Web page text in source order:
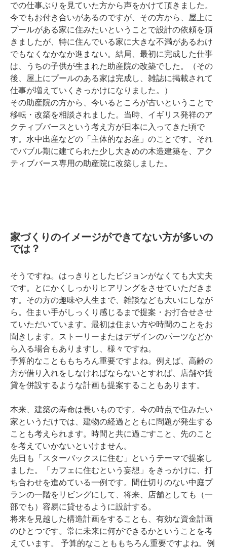
での仕事ぶりを見ていた方から声をかけて頂きました。
今でもお付き合いがあるのですが、その方から、屋上に
プールがある家に住みたいということで設計の依頼を頂
きましたが、特に住んでいる家に大きな不満があるわけ
でもなくなかなか進まない。結局、最初に完成した仕事
は、うちの子供が生まれた助産院の改築でした。（その
後、屋上にプールのある家は完成し、雑誌に掲載されて
仕事が増えていくきっかけになりました。）
その助産院の方から、今いるところが古いということで
移転・改築を相談されました。当時、イギリス発祥のア
クティブバースという考え方が日本に入ってきた頃で
す。水中出産などの「主体的なお産」のことです。それ
でバブル期に建てられた少し大きめの木造建築を、アク
ティブバース専用の助産院に改築しました。
家づくりのイメージができてない方が多いの
では？
そうですね。はっきりとしたビジョンがなくても大丈夫
です。とにかくしっかりヒアリングをさせていただきま
す。その方の趣味や人生まで、雑談なども大いにしなが
ら。住まい手がしっくり感じるまで提案・お打合せさせ
ていただいています。最初は住まい方や時間のことをお
聞きします。ストーリーまたはデザインのパーツなどか
ら入る場合もありますし、様々ですね。
予算的なことももちろん重要ですよね。例えば、高齢の
方が借り入れをしなければならないとすれば、店舗や賃
貸を併設するような計画も提案することもあります。
本来、建築の寿命は長いものです。今の時点で住みたい
家というだけでは、建物の経過とともに問題が発生する
ことも考えられます。時間と共に過ごすこと、先のこと
を考えていかないといけません。
先日も「スターバックスに住む」というテーマで提案し
ました。「カフェに住むという妄想」をきっかけに、打
ち合わせを進めている一例です。間仕切りのない中庭プ
ランの一階をリビングにして、将来、店舗としても（一
部でも）容易に貸せるように設計する。
将来を見越した構造計画をすることも、有効な資金計画
のひとつです。常に未来に何ができるかということを考
えています。 予算的なことももちろん重要ですよね。例